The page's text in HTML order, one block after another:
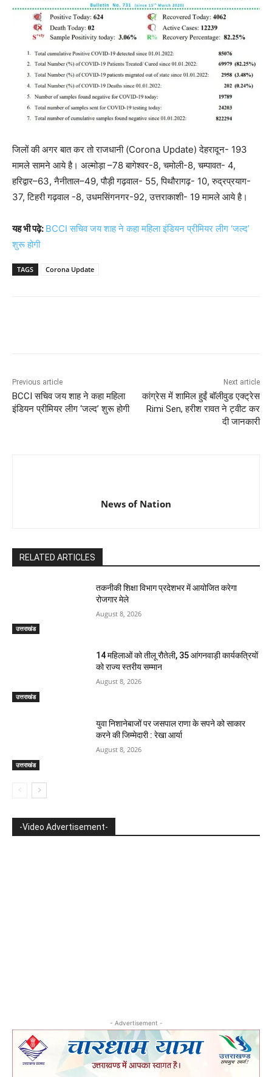
जिलों की अगर बात कर तो राजधानी (Corona Update) देहरादून- 193
मामले सामने आये है। अल्मोड़ा –78 बागेश्वर-8, चमोली-8, चम्पावत- 4,
हरिद्वार–63, नैनीताल–49, पौड़ी गढ़वाल- 55, पिथौरागढ़- 10, रुद्रप्रयाग-
37, टिहरी गढ़वाल -8, उधमसिंगनगर-92, उत्तराकाशी- 19 मामले आये है।
यह भी पढ़े: BCCI सचिव जय शाह ने कहा महिला इंडियन प्रीमियर लीग ‘जल्द’
शुरू होगी
TAGS Corona Update
Previous article
BCCI सचिव जय शाह ने कहा महिला
इंडियन प्रीमियर लीग ‘जल्द’ शुरू होगी
Next article
कांग्रेस में शामिल हुईं बॉलीवुड एक्ट्रेस
Rimi Sen, हरीश रावत ने ट्वीट कर
दी जानकारी
News of Nation
RELATED ARTICLES
उत्तराखंड
तकनीकी शिक्षा विभाग प्रदेशभर में आयोजित करेगा
रोजगार मेले
August 8, 2026
उत्तराखंड
14 महिलाओं को तीलू रौतेली, 35 आंगनवाड़ी कार्यकत्रियों
को राज्य स्तरीय सम्मान
August 8, 2026
उत्तराखंड
युवा निशानेबाजों पर जसपाल राणा के सपने को साकार
करने की जिम्मेदारी : रेखा आर्या
August 8, 2026
-Video Advertisement-
- Advertisement -